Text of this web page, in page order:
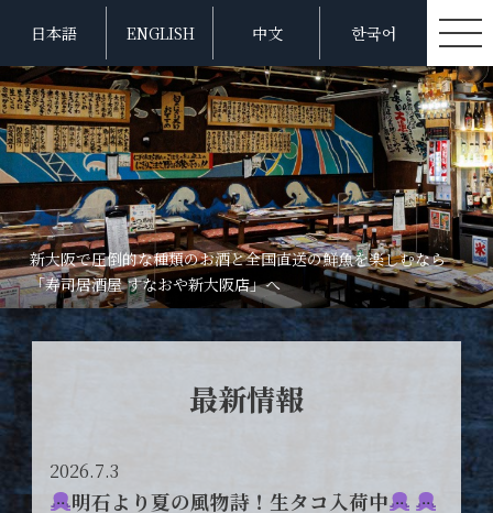
日本語 ENGLISH 中文 한국어
新大阪で圧倒的な種類のお酒と全国直送の鮮魚を楽しむなら
「寿司居酒屋 すなおや新大阪店」へ
最新情報
2026.7.3
明石より夏の風物詩！生タコ入荷中